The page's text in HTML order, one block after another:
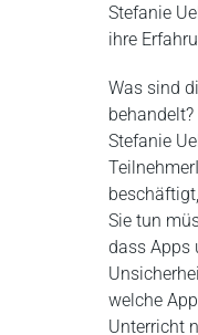
Stefanie
ihre
Was sind
behandelt?
Stefanie
Sie tun
dass Apps
welche
Unterricht